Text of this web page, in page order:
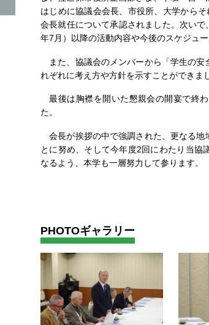
はじめに協議会会長、市役所、大学から
会長就任について承認されました。次い
年7月）以降の活動内容や今後のスケジュ
また、協議会のメンバーから「学生の安
れぞれに考え方や方針を示すことができま
最後は胸襟を開いた懇親会の開宴で終
た。
会長が挨拶の中で強調された、更なる地
とに努め、そして今年度2回にわたり当協
なるよう、本学も一層努力して参ります。
PHOTOギャラリー